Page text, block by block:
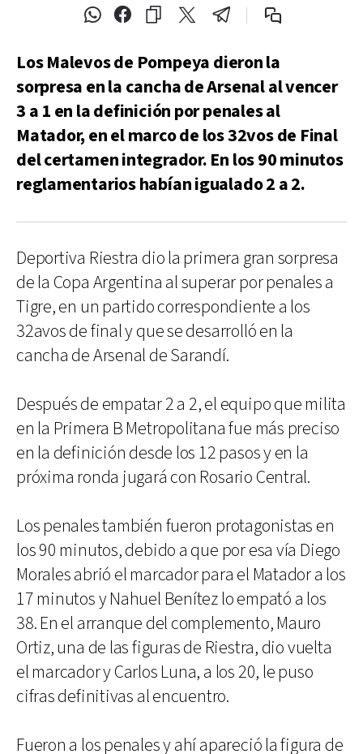
Los Malevos de Pompeya dieron la
sorpresa en la cancha de Arsenal al vencer
3 a 1 en la definición por penales al
Matador, en el marco de los 32vos de Final
del certamen integrador. En los 90 minutos
reglamentarios habían igualado 2 a 2.
Deportiva Riestra dio la primera gran sorpresa
de la Copa Argentina al superar por penales a
Tigre, en un partido correspondiente a los
32avos de final y que se desarrolló en la
cancha de Arsenal de Sarandí.
Después de empatar 2 a 2, el equipo que milita
en la Primera B Metropolitana fue más preciso
en la definición desde los 12 pasos y en la
próxima ronda jugará con Rosario Central.
Los penales también fueron protagonistas en
los 90 minutos, debido a que por esa vía Diego
Morales abrió el marcador para el Matador a los
17 minutos y Nahuel Benítez lo empató a los
38. En el arranque del complemento, Mauro
Ortiz, una de las figuras de Riestra, dio vuelta
el marcador y Carlos Luna, a los 20, le puso
cifras definitivas al encuentro.
Fueron a los penales y ahí apareció la figura de